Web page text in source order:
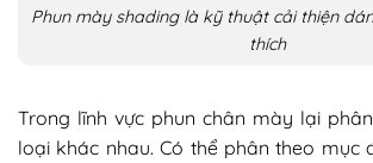
Phun mày shading là kỹ thuật cải thiện
thích
Trong lĩnh vực phun chân mày lại
loại khác nhau. Có thể phân theo mục